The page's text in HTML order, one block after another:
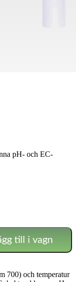
pH- och EC-
till i vagn
700) och temperatur